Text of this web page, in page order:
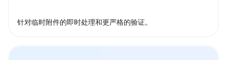
针对临时附件的即时处理和更严格的验证。